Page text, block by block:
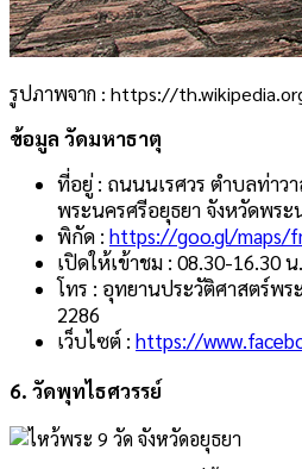
รูปภาพจาก : https://
ข้อมูล วัดมหาธาตุ
ที่อยู่ : ถนนนเรศวร ตำบลท่าว
พระนครศรีอยุธยา จังหวัดพระ
พิกัด : https://goo.gl/maps/
เปิดให้เข้าชม : 08.30-16.30 น.
โทร : อุทยานประวัติศาสตร์พ
2286
เว็บไซต์ : https://
6. วัดพุทไธศวรรย์